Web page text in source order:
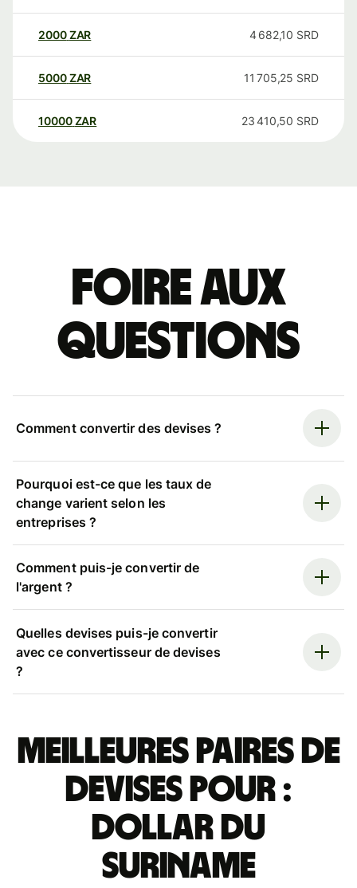
2000ZAR 4 682,10 SRD
5000ZAR 11 705,25 SRD
10000 ZAR 23 410,50 SRD
Foire aux
questions
Comment convertir des devises ?
Pourquoi est-ce que les taux de
change varient selon les
entreprises ?
Comment puis-je convertir de
l'argent ?
Quelles devises puis-je convertir
avec ce convertisseur de devises
?
Meilleures paires de
devises pour :
dollar du
Suriname